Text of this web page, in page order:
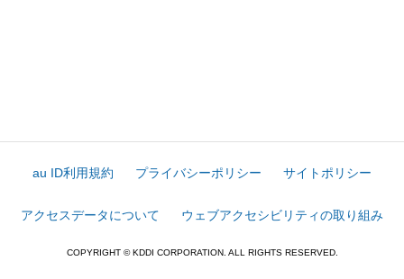
au ID利用規約 プライバシーポリシー サイトポリシー
アクセスデータについて ウェブアクセシビリティの取り組み
COPYRIGHT © KDDI CORPORATION. ALL RIGHTS RESERVED.